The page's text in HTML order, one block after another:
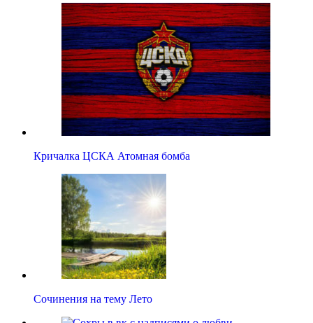
Кричалка ЦСКА Атомная бомба
Сочинения на тему Лето